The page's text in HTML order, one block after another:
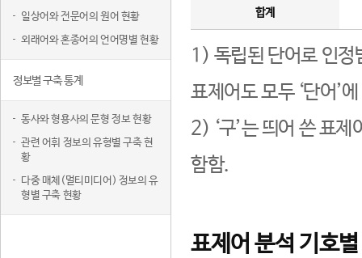
일상어와 전문어의 원어 현황
외래어와 혼종어의 언어명별 현황
정보별 구축 통계
동사와 형용사의 문형 정보 현황
관련 어휘 정보의 유형별 구축 현
황
다중 매체(멀티미디어) 정보의 유
형별 구축 현황
합계
1) 독립된 단어로 인정
표제어도 모두 ‘단어’
2) ‘구’는 띄어 쓴 표
함함.
표제어 분석 기호